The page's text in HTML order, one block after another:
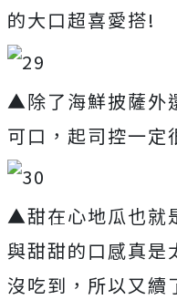
的大口超喜愛搭!
▲除了海鮮披薩外
可口，起司控一定
▲甜在心地瓜也就
與甜甜的口感真是
沒吃到，所以又續